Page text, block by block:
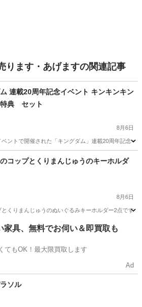
ります・あげますの関連記事
連載20周年記念イベント キンキンキン
典 セット
8月6日
ベントで開催された「キングダム」連載20周年記念
ノベルティグッズ
コップとくりまんじゅうのキーホルダ
8月6日
くりまんじゅうのぬいぐるみキーホルダー2点です
食器
家具、無料でお伺い＆即買取も
てもOK！最大限買取します
Ad
ソル